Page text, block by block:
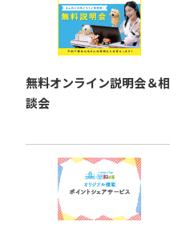
無料オンライン説明会＆相
談会